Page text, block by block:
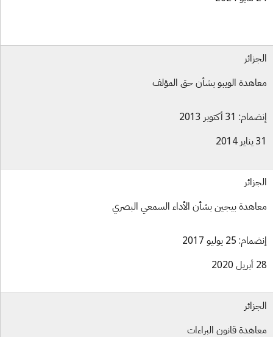
الويبو بشأن حق المؤلف
31 أكتوبر 2013
بيجين بشأن الأداء السمعي البصري
25 يوليو 2017
قانون البراءات